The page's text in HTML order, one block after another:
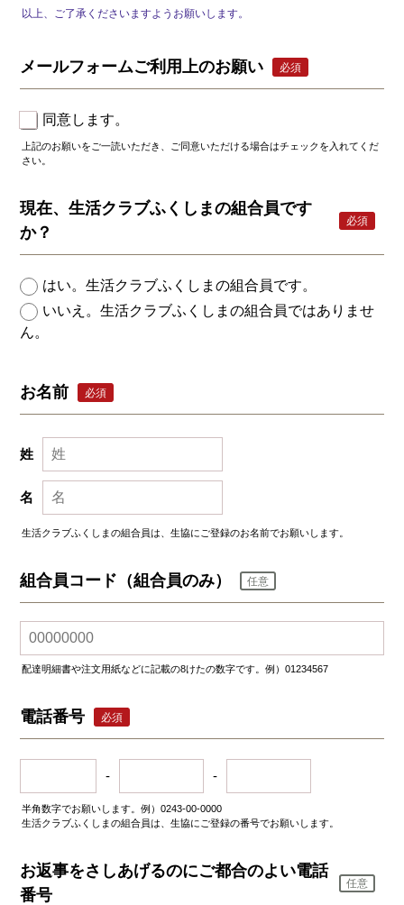
以上、ご了承くださいますようお願いします。
メールフォームご利用上のお願い 必須
同意します。
上記のお願いをご一読いただき、ご同意いただける場合はチェックを入れてくだ
さい。
現在、生活クラブふくしまの組合員です
か？
必須
はい。生活クラブふくしまの組合員です。
いいえ。生活クラブふくしまの組合員ではありませ
ん。
お名前 必須
姓
名
生活クラブふくしまの組合員は、生協にご登録のお名前でお願いします。
組合員コード（組合員のみ） 任意
配達明細書や注文用紙などに記載の8けたの数字です。例）01234567
電話番号 必須
- -
半角数字でお願いします。例）0243-00-0000
生活クラブふくしまの組合員は、生協にご登録の番号でお願いします。
お返事をさしあげるのにご都合のよい電話
番号
任意